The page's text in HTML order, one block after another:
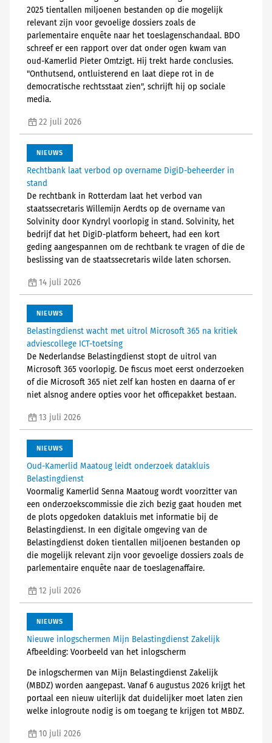
2025 tientallen miljoenen bestanden op die mogelijk
relevant zijn voor gevoelige dossiers zoals de
parlementaire enquête naar het toeslagenschandaal. BDO
schreef er een rapport over dat onder ogen kwam van
oud-Kamerlid Pieter Omtzigt. Hij trekt harde conclusies.
"Onthutsend, ontluisterend en laat diepe rot in de
democratische rechtsstaat zien", schrijft hij op sociale
media.
22 juli 2026
NIEUWS
Rechtbank laat verbod op overname DigiD-beheerder in
stand
De rechtbank in Rotterdam laat het verbod van
staatssecretaris Willemijn Aerdts op de overname van
Solvinity door Kyndryl voorlopig in stand. Solvinity, het
bedrijf dat het DigiD-platform beheert, had een kort
geding aangespannen om de rechtbank te vragen of die de
beslissing van de staatssecretaris wilde laten schorsen.
14 juli 2026
NIEUWS
Belastingdienst wacht met uitrol Microsoft 365 na kritiek
adviescollege ICT-toetsing
De Nederlandse Belastingdienst stopt de uitrol van
Microsoft 365 voorlopig. De fiscus moet eerst onderzoeken
of die Microsoft 365 niet zelf kan hosten en daarna of er
niet alsnog andere opties voor het officepakket bestaan.
13 juli 2026
NIEUWS
Oud-Kamerlid Maatoug leidt onderzoek datakluis
Belastingdienst
Voormalig Kamerlid Senna Maatoug wordt voorzitter van
een onderzoekscommissie die zich bezig gaat houden met
de plots opgedoken datakluis met informatie bij de
Belastingdienst. In een digitale omgeving van de
Belastingdienst doken tientallen miljoenen bestanden op
die mogelijk relevant zijn voor gevoelige dossiers zoals de
parlementaire enquête naar de toeslagenaffaire.
12 juli 2026
NIEUWS
Nieuwe inlogschermen Mijn Belastingdienst Zakelijk
Afbeelding: Voorbeeld van het inlogscherm
De inlogschermen van Mijn Belastingdienst Zakelijk
(MBDZ) worden aangepast. Vanaf 6 augustus 2026 krijgt het
portaal een nieuw uiterlijk dat duidelijker moet laten zien
welke inlogroute nodig is om toegang te krijgen tot MBDZ.
10 juli 2026